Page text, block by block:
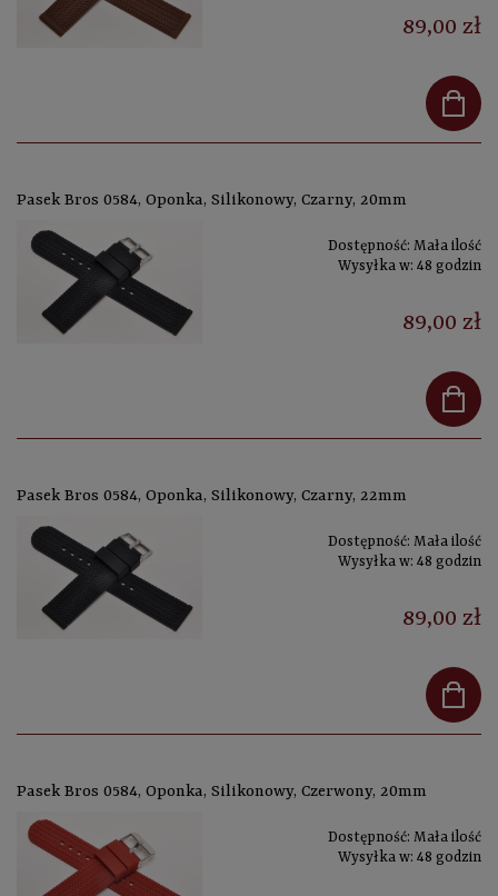
89,00 zł
Pasek Bros 0584, Oponka, Silikonowy, Czarny, 20mm
Dostępność: Mała ilość
Wysyłka w: 48 godzin
89,00 zł
Pasek Bros 0584, Oponka, Silikonowy, Czarny, 22mm
Dostępność: Mała ilość
Wysyłka w: 48 godzin
89,00 zł
Pasek Bros 0584, Oponka, Silikonowy, Czerwony, 20mm
Dostępność: Mała ilość
Wysyłka w: 48 godzin